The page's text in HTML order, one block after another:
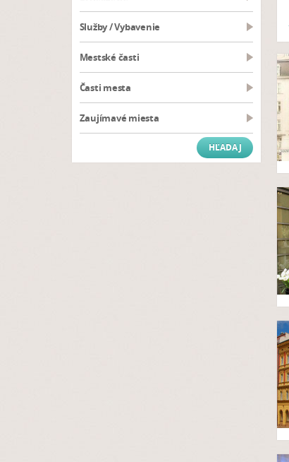
Služby / Vybavenie
Mestské časti
Časti mesta
Zaujímavé miesta